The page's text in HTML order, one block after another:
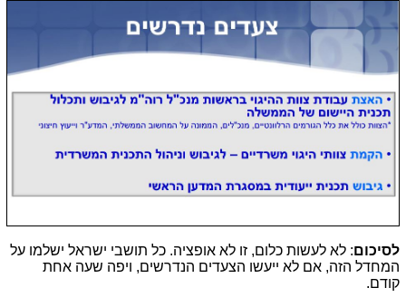
לסיכום: לא לעשות כלום, זו לא אופציה. כל תושבי ישראל ישלמו על
המחדל הזה, אם לא ייעשו הצעדים הנדרשים, ויפה שעה אחת
קודם.